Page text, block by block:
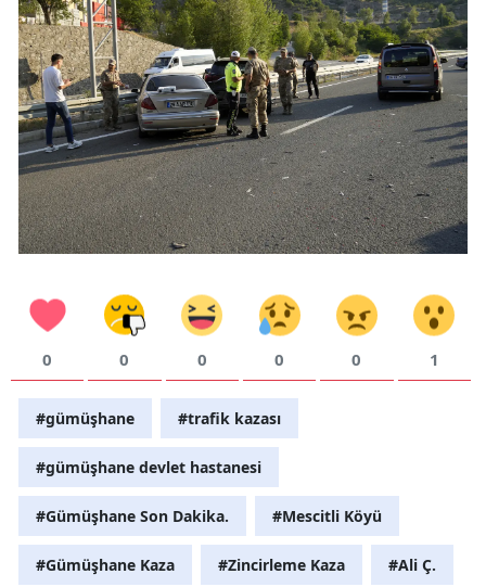
Bartın
Ardahan
Iğdır
Yalova
Karabük
Kilis
Osmaniye
Düzce
0 0 0 0 0 1
#gümüşhane #trafik kazası
#gümüşhane devlet hastanesi
#Gümüşhane Son Dakika. #Mescitli Köyü
#Gümüşhane Kaza #Zincirleme Kaza #Ali Ç.